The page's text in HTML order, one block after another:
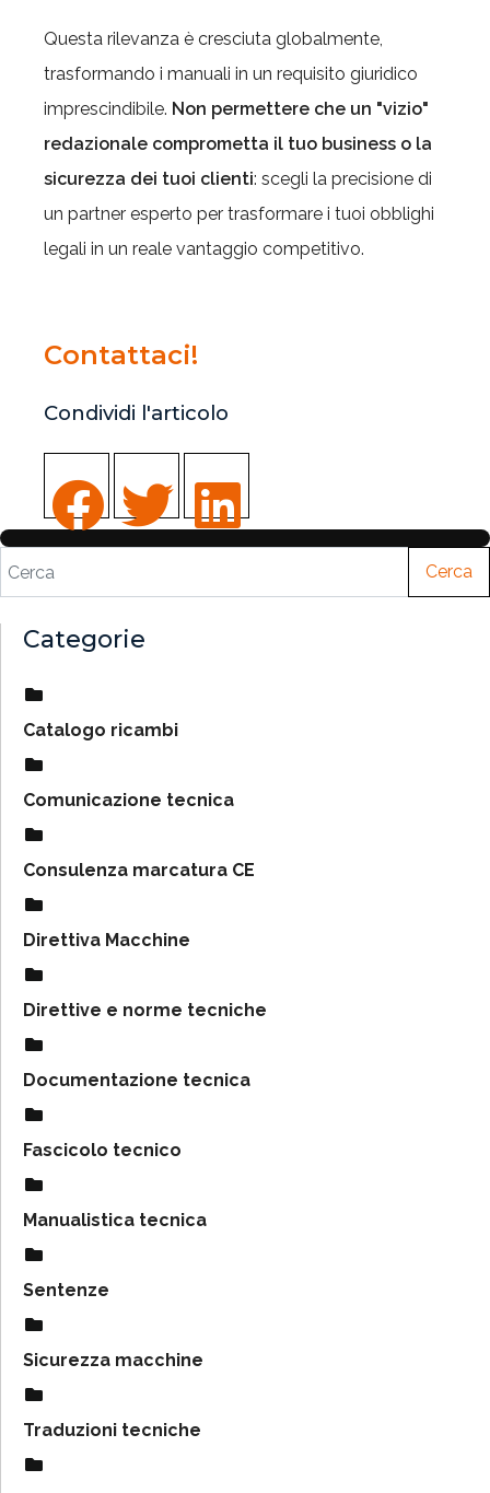
Questa rilevanza è cresciuta globalmente,
trasformando i manuali in un requisito giuridico
imprescindibile. Non permettere che un "vizio"
redazionale comprometta il tuo business o la
sicurezza dei tuoi clienti: scegli la precisione di
un partner esperto per trasformare i tuoi obblighi
legali in un reale vantaggio competitivo.
Contattaci!
Condividi l'articolo
Cerca
Categorie
Catalogo ricambi
Comunicazione tecnica
Consulenza marcatura CE
Direttiva Macchine
Direttive e norme tecniche
Documentazione tecnica
Fascicolo tecnico
Manualistica tecnica
Sentenze
Sicurezza macchine
Traduzioni tecniche